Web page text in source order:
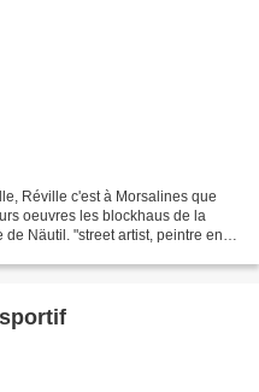
Réville c'est à Morsalines que
oeuvres les blockhaus de la
Näutil. "street artist, peintre en